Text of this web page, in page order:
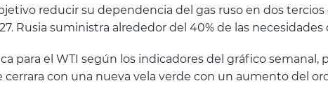
reducir su dependencia del gas ruso en dos
Rusia suministra alrededor del 40% de las necesidades
para el WTI según los indicadores del gráfico
cerrara con una nueva vela verde con un aumento del